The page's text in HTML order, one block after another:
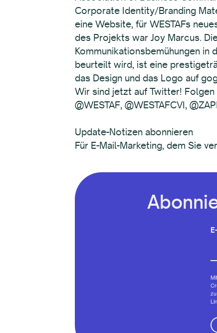
Corporate Identity/Branding
eine Website, für WESTAFs
des Projekts war Joy Marcus.
Kommunikationsbemühungen in
beurteilt wird, ist eine
das Design und das Logo auf
Wir sind jetzt auf Twitter!
@WESTAF, @WESTAFCVI,
Update-Notizen abonnieren
Für E-Mail-Marketing, dem Sie